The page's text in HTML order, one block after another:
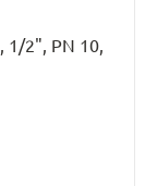
1/2", PN 10,